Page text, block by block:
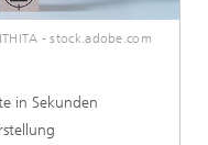
- stock.adobe.com
in Sekunden